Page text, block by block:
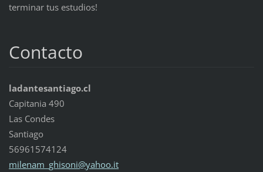
terminar tus estudios!
Contacto
ladantesantiago.cl
Capitania 490
Las Condes
Santiago
56961574124
milenam_ ghisoni@yahoo.it